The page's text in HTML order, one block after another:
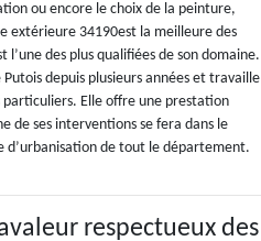
ou encore le choix de la peinture,
extérieure 34190est la meilleure des
l’une des plus qualifiées de son domaine.
depuis plusieurs années et travaille
particuliers. Elle offre une prestation
de ses interventions se fera dans le
d’urbanisation de tout le département.
respectueux des